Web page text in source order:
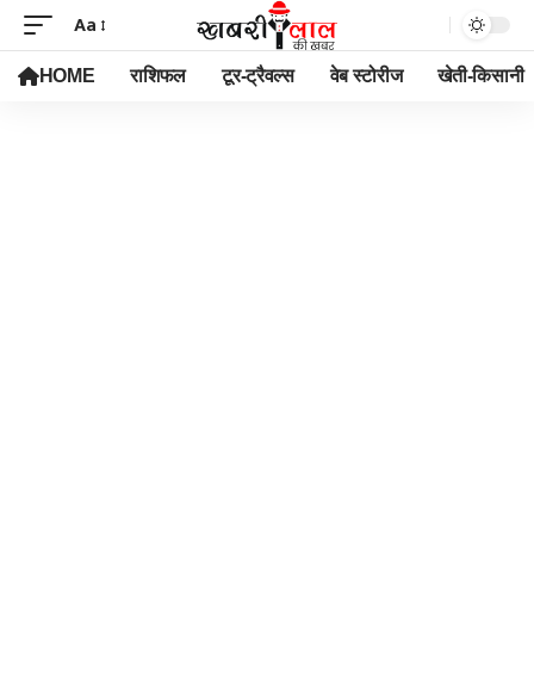
Aa
HOME राशिफल टूर-ट्रैवल्स वेब स्टोरीज खेती-किसानी